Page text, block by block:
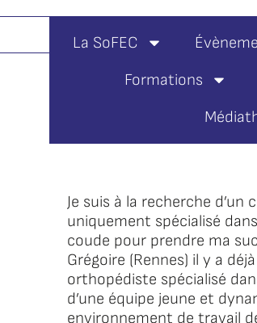
La SoFEC
Formations
Je suis à la recherche
uniquement spécialisé
coude pour prendre ma
Grégoire (Rennes) il y a
orthopédiste spécialisé
d’une équipe jeune et
environnement de travail